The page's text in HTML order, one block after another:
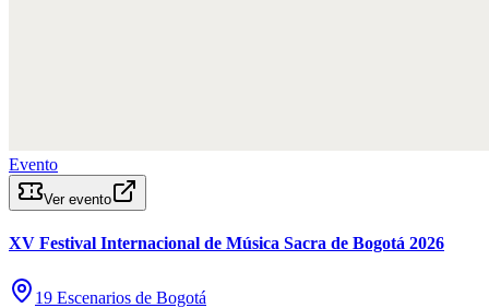
Evento
Ver evento
XV Festival Internacional de Música Sacra de Bogotá 2026
19 Escenarios de Bogotá